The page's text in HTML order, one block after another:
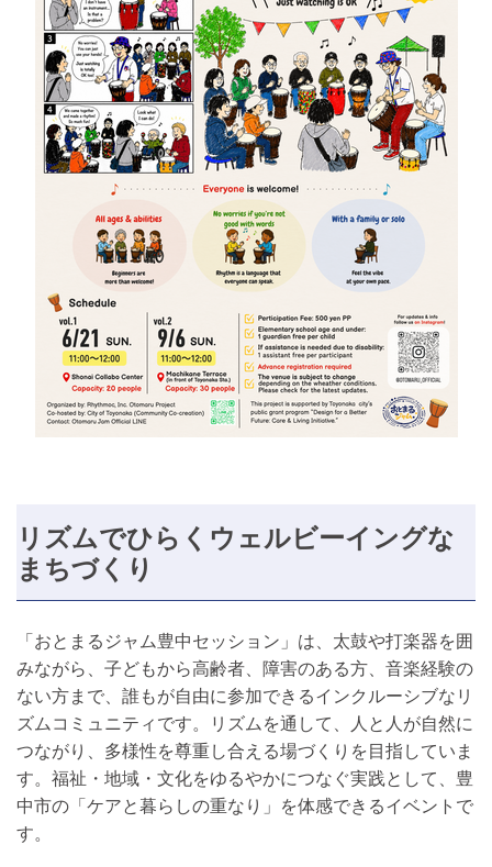
リズムでひらくウェルビーイングな
まちづくり
「おとまるジャム豊中セッション」は、太鼓や打楽器を囲
みながら、子どもから高齢者、障害のある方、音楽経験の
ない方まで、誰もが自由に参加できるインクルーシブなリ
ズムコミュニティです。リズムを通して、人と人が自然に
つながり、多様性を尊重し合える場づくりを目指していま
す。福祉・地域・文化をゆるやかにつなぐ実践として、豊
中市の「ケアと暮らしの重なり」を体感できるイベントで
す。